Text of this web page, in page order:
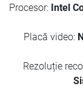
Procesor: Intel
Placă video:
Rezoluție